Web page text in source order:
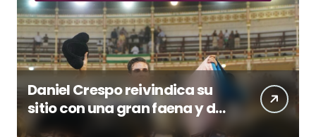
Daniel Crespo reivindica su
sitio con una gran faena y dos
orejas